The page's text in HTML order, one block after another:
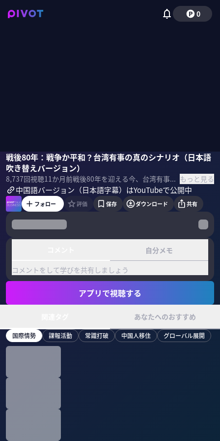
0
戦後80年：戦争か平和？台湾有事の真のシナリオ（日本語
吹き替えバージョン）
8,737回視聴11か月前 戦後80年を迎える今、台湾有事は現実味を帯びつつある。台湾海峡戦争を描くドラマ「零日攻撃 ZERO DAY ATTACK」を手がかりに、戦争と平和の岐路で何が起き得るのか、その真のシナリオを探る。総監修の林錦昌氏とプロデューサーの鄭心媚氏に聞いた。 ＜ゲスト＞ 林錦昌（リン・キンショウ）｜零日攻撃 ZERO DAY ATTACK 総監修 作家、政治官僚、そして文化活動家として多岐にわたるキャリアを持つ。本作では総監修を務めており、台湾の政治・文化の最前線で活動してきた経験を背景に、本作に深い視点をもたらす。 鄭心媚（テイ・シンメイ）｜零日攻撃 ZERO DAY ATTACK プロデューサー 長年にわたり新聞社の記者を経験。社会問題や政治など幅広いテーマを取材していた。ジャーナリストとしての経験が、彼女が手掛ける作品のリアリティと社会的な洞察に深く影響を与える。 ＜目次＞ もっと見る
林錦昌鄭心媚小手森千紗
中国語バージョン（日本語字幕）はYouTubeで公開中
フォロー 評価 保存 ダウンロード 共有
自分メモ
コメントをして学びを共有しましょう
アプリで視聴する
あなたへのおすすめ
国際情勢 諜報活動 常識打破 中国人移住 グローバル展開